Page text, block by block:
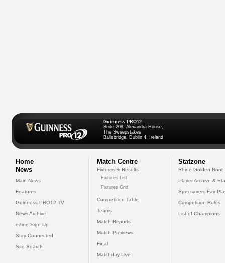
Guinness PRO12
Suite 208, Alexandra House,
The Sweepstakes
Ballsbridge, Dublin 4, Ireland
Home
News
Main News
Features
Guinness PRO12 TV
News Archive
eZine Sign Up
Stay Connected
Site Search
Match Centre
Fixtures & Results
Fixtures List
Fixtures Grid
Competition Table
Teams
Match Reports
Match Previews
Final
Matchday Live
Statzone
Rhino Golden Boot
Player Archive &
Specsavers Fair
Competition Rules
List of Champions